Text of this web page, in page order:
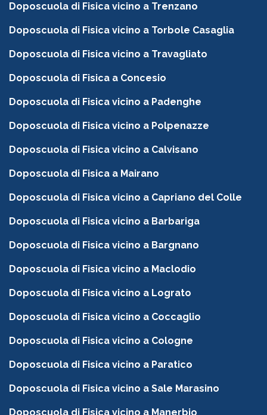
Doposcuola di Fisica vicino a Trenzano
Doposcuola di Fisica vicino a Torbole Casaglia
Doposcuola di Fisica vicino a Travagliato
Doposcuola di Fisica a Concesio
Doposcuola di Fisica vicino a Padenghe
Doposcuola di Fisica vicino a Polpenazze
Doposcuola di Fisica vicino a Calvisano
Doposcuola di Fisica a Mairano
Doposcuola di Fisica vicino a Capriano del Colle
Doposcuola di Fisica vicino a Barbariga
Doposcuola di Fisica vicino a Bargnano
Doposcuola di Fisica vicino a Maclodio
Doposcuola di Fisica vicino a Lograto
Doposcuola di Fisica vicino a Coccaglio
Doposcuola di Fisica vicino a Cologne
Doposcuola di Fisica vicino a Paratico
Doposcuola di Fisica vicino a Sale Marasino
Doposcuola di Fisica vicino a Manerbio